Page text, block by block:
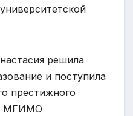
решила
и поступила
престижного
МГИМО